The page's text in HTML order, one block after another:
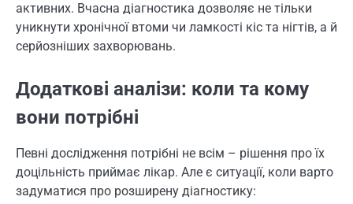
активних. Вчасна діагностика дозволяє не тільки
уникнути хронічної втоми чи ламкості кіс та нігтів, а й
серйозніших захворювань.
Додаткові аналізи: коли та кому
вони потрібні
Певні дослідження потрібні не всім – рішення про їх
доцільність приймає лікар. Але є ситуації, коли варто
задуматися про розширену діагностику: